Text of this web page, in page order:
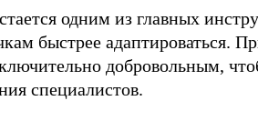
одним из главных
быстрее адаптироваться.
добровольным,
специалистов.